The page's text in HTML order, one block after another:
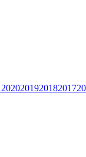
2020201920182017